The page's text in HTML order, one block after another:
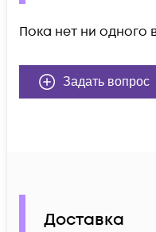
Пока нет ни одного
Задать вопрос
Доставка